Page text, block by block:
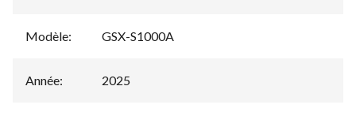
Modèle: GSX-S1000A
Année: 2025